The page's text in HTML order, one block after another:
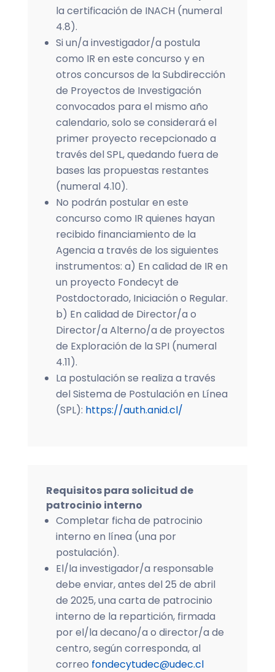
la certificación de INACH (numeral
4.8).
Si un/a investigador/a postula
como IR en este concurso y en
otros concursos de la Subdirección
de Proyectos de Investigación
convocados para el mismo año
calendario, solo se considerará el
primer proyecto recepcionado a
través del SPL, quedando fuera de
bases las propuestas restantes
(numeral 4.10).
No podrán postular en este
concurso como IR quienes hayan
recibido financiamiento de la
Agencia a través de los siguientes
instrumentos: a) En calidad de IR en
un proyecto Fondecyt de
Postdoctorado, Iniciación o Regular.
b) En calidad de Director/a o
Director/a Alterno/a de proyectos
de Exploración de la SPI (numeral
4.11).
La postulación se realiza a través
del Sistema de Postulación en Línea
(SPL): https://auth.anid.cl/
Requisitos para solicitud de
patrocinio interno
Completar ficha de patrocinio
interno en línea (una por
postulación).
El/la investigador/a responsable
debe enviar, antes del 25 de abril
de 2025, una carta de patrocinio
interno de la repartición, firmada
por el/la decano/a o director/a de
centro, según corresponda, al
correo fondecytudec@udec.cl